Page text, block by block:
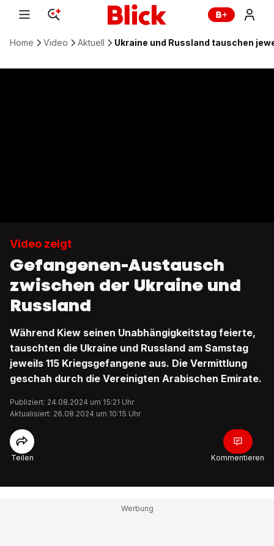
Home Video Aktuell Ukraine und Russland tauschen
Video zeigt
Gefangenen-Austausch
zwischen der Ukraine und
Russland
Während Kiew seinen Unabhängigkeitstag feierte,
tauschten die Ukraine und Russland am Samstag
jeweils 115 Kriegsgefangene aus. Die Vermittlung
geschah durch die Vereinigten Arabischen Emirate.
Publiziert: 24.08.2024 um 15:21 Uhr
Aktualisiert: 26.08.2024 um 10:15 Uhr
Teilen Kommentieren